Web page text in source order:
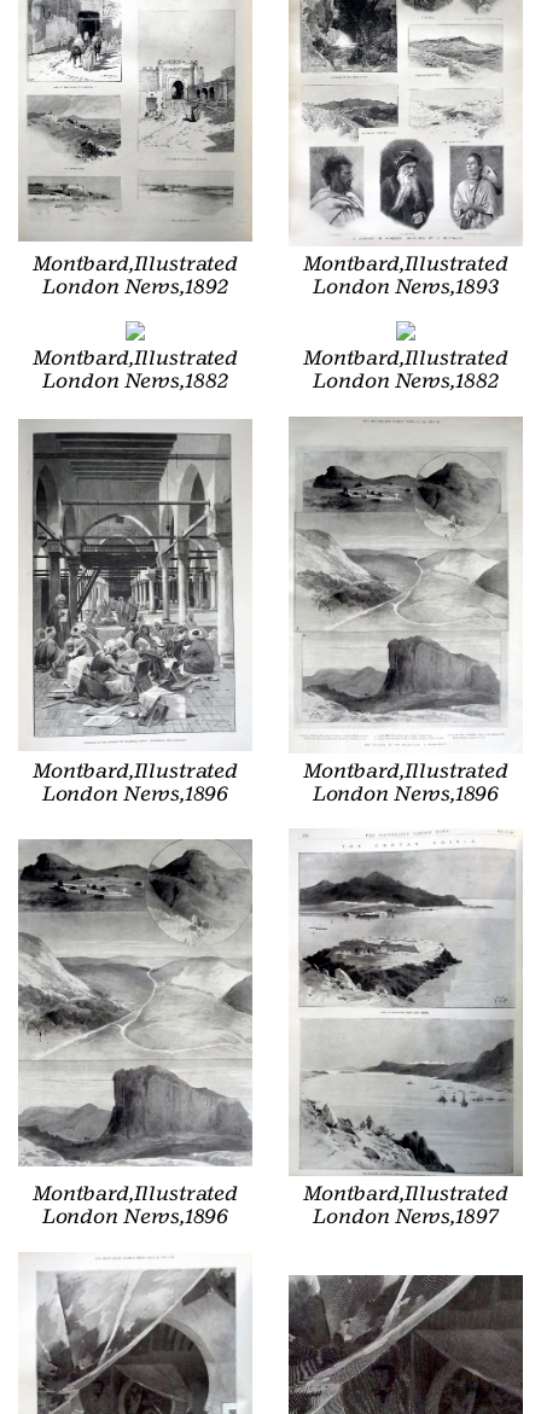
Montbard,Illustrated
London News,1892
Montbard,Illustrated
London News,1893
Montbard,Illustrated
London News,1882
Montbard,Illustrated
London News,1882
Montbard,Illustrated
London News,1896
Montbard,Illustrated
London News,1896
Montbard,Illustrated
London News,1896
Montbard,Illustrated
London News,1897